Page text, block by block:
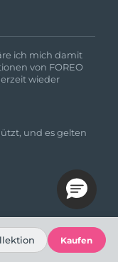
ich mich damit
von FOREO
wieder
und es gelten
Kaufen